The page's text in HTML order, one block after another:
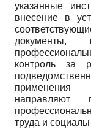
указанные
внесение в
документы,
контроль за
применения
направляют
труда и